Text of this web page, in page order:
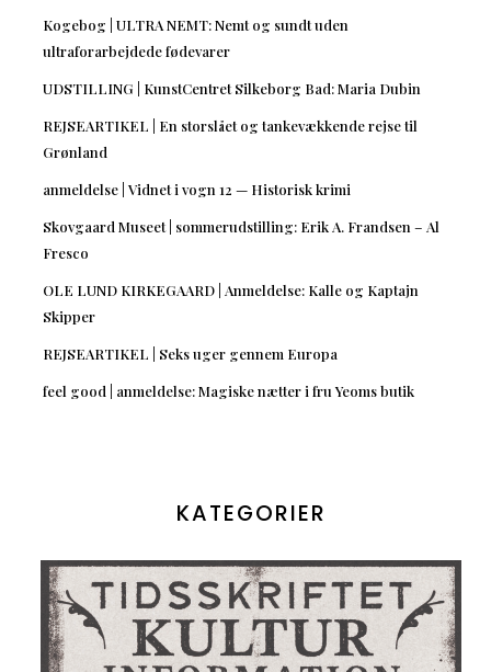
Kogebog | ULTRA NEMT: Nemt og sundt uden
ultraforarbejdede fødevarer
UDSTILLING | KunstCentret Silkeborg Bad: Maria Dubin
REJSEARTIKEL | En storslået og tankevækkende rejse til
Grønland
anmeldelse | Vidnet i vogn 12 — Historisk krimi
Skovgaard Museet | sommerudstilling: Erik A. Frandsen – Al
Fresco
OLE LUND KIRKEGAARD | Anmeldelse: Kalle og Kaptajn
Skipper
REJSEARTIKEL | Seks uger gennem Europa
feel good | anmeldelse: Magiske nætter i fru Yeoms butik
KATEGORIER